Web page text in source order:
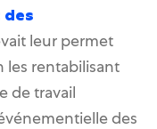
des
leur permet
les rentabilisant
de travail
des